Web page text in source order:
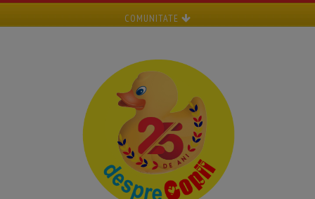
COMUNITATE